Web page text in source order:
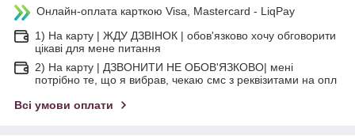
Онлайн-оплата карткою Visa, Mastercard - LiqPay
1) На карту | ЖДУ ДЗВІНОК | обов'язково хочу обговорити
цікаві для мене питання
2) На карту | ДЗВОНИТИ НЕ ОБОВ'ЯЗКОВО| мені
потрібно те, що я вибрав, чекаю смс з реквізитами на опл
Всі умови оплати